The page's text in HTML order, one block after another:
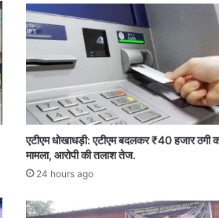
एटीएम धोखाधड़ी: एटीएम बदलकर ₹40 हजार ठगी
मामला, आरोपी की तलाश तेज.
24 hours ago